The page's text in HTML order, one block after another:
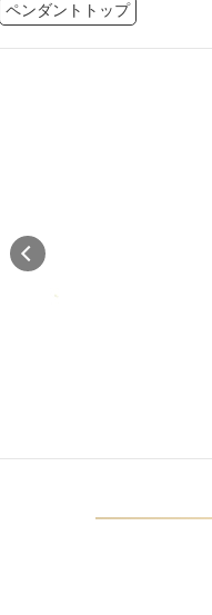
ペンダントトップ